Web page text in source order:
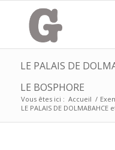
LE PALAIS DE
LE BOSPHORE
Vous êtes ici : Accueil /
LE PALAIS DE DOLMABAHCE